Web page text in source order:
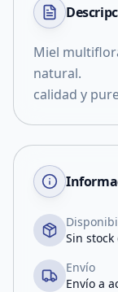
Miel
natural.
calidad y
Sin
Envío
Envío a